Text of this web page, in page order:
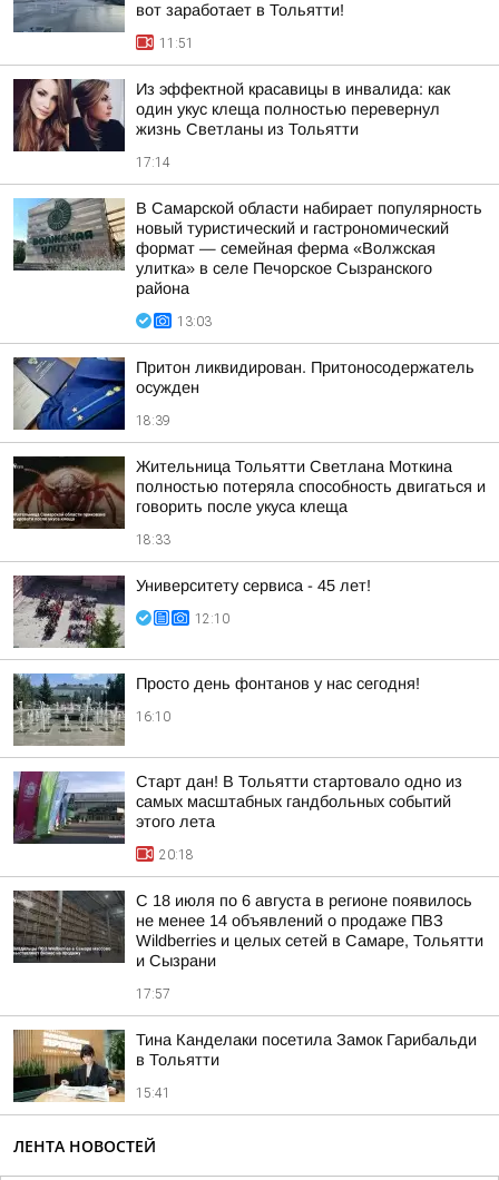
вот заработает в Тольятти!
11:51
Из эффектной красавицы в инвалида: как
один укус клеща полностью перевернул
жизнь Светланы из Тольятти
17:14
В Самарской области набирает популярность
новый туристический и гастрономический
формат — семейная ферма «Волжская
улитка» в селе Печорское Сызранского
района
13:03
Притон ликвидирован. Притоносодержатель
осужден
18:39
Жительница Тольятти Светлана Моткина
полностью потеряла способность двигаться и
говорить после укуса клеща
18:33
Университету сервиса - 45 лет!
12:10
Просто день фонтанов у нас сегодня!
16:10
Старт дан! В Тольятти стартовало одно из
самых масштабных гандбольных событий
этого лета
20:18
С 18 июля по 6 августа в регионе появилось
не менее 14 объявлений о продаже ПВЗ
Wildberries и целых сетей в Самаре, Тольятти
и Сызрани
17:57
Тина Канделаки посетила Замок Гарибальди
в Тольятти
15:41
ЛЕНТА НОВОСТЕЙ